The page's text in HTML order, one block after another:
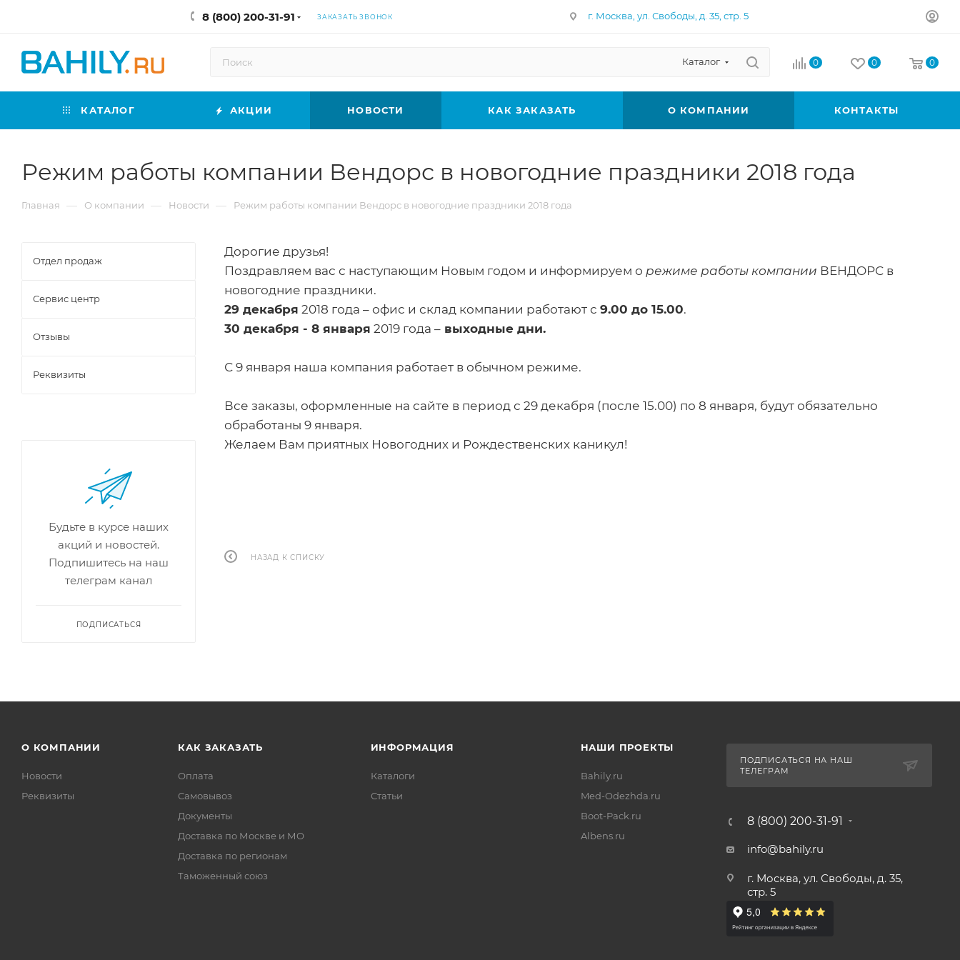
8 (800) 200-31-91 ЗАКАЗАТЬ ЗВОНОК г. Москва, ул. Свободы, д. 35, стр. 5
Каталог 0 0 0
КАТАЛОГ АКЦИИ НОВОСТИ КАК ЗАКАЗАТЬ О КОМПАНИИ КОНТАКТЫ
Режим работы компании Вендорс в новогодние праздники 2018 года
Главная — О компании — Новости — Режим работы компании Вендорс в новогодние праздники 2018 года
Дорогие друзья!
Поздравляем вас с наступающим Новым годом и информируем о режиме работы компании ВЕНДОРС в
новогодние праздники.
29 декабря 2018 года – офис и склад компании работают с 9.00 до 15.00.
30 декабря - 8 января 2019 года – выходные дни.
С 9 января наша компания работает в обычном режиме.
Все заказы, оформленные на сайте в период с 29 декабря (после 15.00) по 8 января, будут обязательно
обработаны 9 января.
Желаем Вам приятных Новогодних и Рождественских каникул!
НАЗАД К СПИСКУ
Отдел продаж
Сервис центр
Отзывы
Реквизиты
Будьте в курсе наших
акций и новостей.
Подпишитесь на наш
телеграм канал
ПОДПИСАТЬСЯ
О КОМПАНИИ
Новости
Реквизиты
КАК ЗАКАЗАТЬ
Оплата
Самовывоз
Документы
Доставка по Москве и МО
Доставка по регионам
Таможенный союз
ИНФОРМАЦИЯ
Каталоги
Статьи
НАШИ ПРОЕКТЫ
Bahily.ru
Med-Odezhda.ru
Boot-Pack.ru
Albens.ru
ПОДПИСАТЬСЯ НА НАШ
ТЕЛЕГРАМ
8 (800) 200-31-91
info@bahily.ru
г. Москва, ул. Свободы, д. 35,
стр. 5